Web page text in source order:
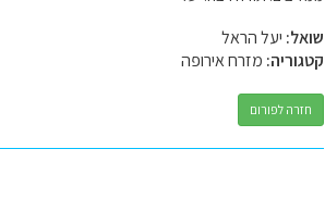
שואל: יעל הראל
קטגוריה: מזרח אירופה
חזרה לפורום